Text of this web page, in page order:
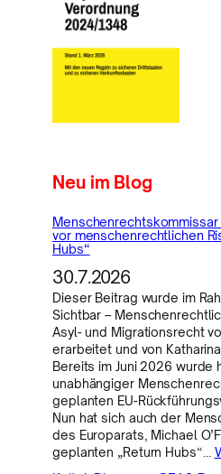
Neu im Blog
vor menschenrechtlichen
Hubs“
30.7.2026
Dieser Beitrag wurde im
Sichtbar –
Asyl- und Migrationsrecht
erarbeitet und von
Bereits im Juni 2026 wurde
unabhängiger
geplanten EU-
Nun hat sich auch der
des Europarats, Michael
geplanten „Return Hubs“…